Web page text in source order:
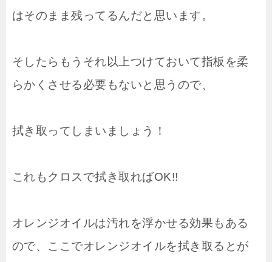
はそのまま残ってるんだと思います。
そしたらもうそれ以上つけておいて指板を柔
らかくさせる必要もないと思うので、
拭き取ってしまいましょう！
これもクロスで拭き取ればOK!!
オレンジオイルは汚れを浮かせる効果もある
ので、ここでオレンジオイルを拭き取るとが